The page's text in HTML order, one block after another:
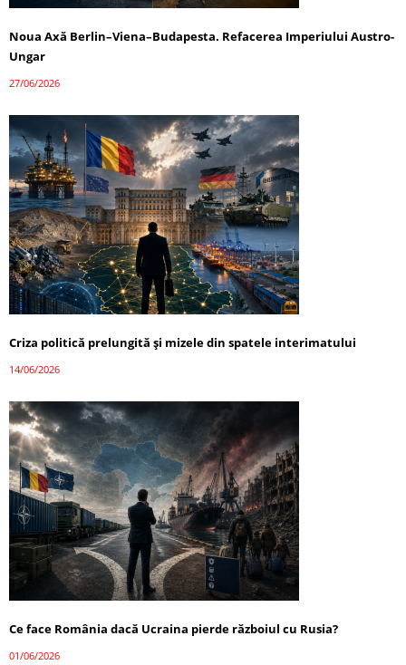
Noua Axă Berlin–Viena–Budapesta. Refacerea Imperiului Austro-
Ungar
27/06/2026
Criza politică prelungită și mizele din spatele interimatului
14/06/2026
Ce face România dacă Ucraina pierde războiul cu Rusia?
01/06/2026